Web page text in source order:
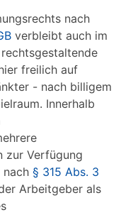
nach
verbleibt auch im
freilich auf
- nach billigem
Innerhalb
zur Verfügung
nach § 315 Abs. 3
Arbeitgeber als